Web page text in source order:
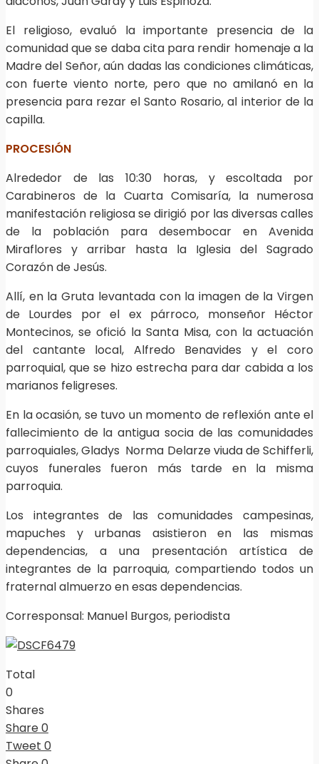
El religioso, evaluó la importante presencia de la
comunidad que se daba cita para rendir homenaje a la
Madre del Señor, aún dadas las condiciones climáticas,
con fuerte viento norte, pero que no amilanó en la
presencia para rezar el Santo Rosario, al interior de la
capilla.
PROCESIÓN
Alrededor de las 10:30 horas, y escoltada por
Carabineros de la Cuarta Comisaría, la numerosa
manifestación religiosa se dirigió por las diversas calles
de la población para desembocar en Avenida
Miraflores y arribar hasta la Iglesia del Sagrado
Corazón de Jesús.
Allí, en la Gruta levantada con la imagen de la Virgen
de Lourdes por el ex párroco, monseñor Héctor
Montecinos, se ofició la Santa Misa, con la actuación
del cantante local, Alfredo Benavides y el coro
parroquial, que se hizo estrecha para dar cabida a los
marianos feligreses.
En la ocasión, se tuvo un momento de reflexión ante el
fallecimiento de la antigua socia de las comunidades
parroquiales, Gladys Norma Delarze viuda de Schifferli,
cuyos funerales fueron más tarde en la misma
parroquia.
Los integrantes de las comunidades campesinas,
mapuches y urbanas asistieron en las mismas
dependencias, a una presentación artística de
integrantes de la parroquia, compartiendo todos un
fraternal almuerzo en esas dependencias.
Corresponsal: Manuel Burgos, periodista
Total
0
Shares
Share0
Tweet 0